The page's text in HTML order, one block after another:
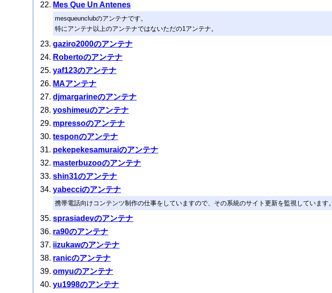
Mes Que Un Antenes
mesqueunclubのアンテナです。
特にアンテナ以上のアンテナではないただの1アンテナ。
gaziro2000のアンテナ
Robertoのアンテナ
yaf123のアンテナ
MAアンテナ
djmargarineのアンテナ
yoshimeuのアンテナ
mpressoのアンテナ
tesponのアンテナ
pekepekesamuraiのアンテナ
masterbuzooのアンテナ
shin31のアンテナ
yabecciのアンテナ
携帯電話向けコンテンツ制作の仕事をしていますので、その系統のサイト更新を監視しています。
sprasiadevのアンテナ
ra90のアンテナ
iizukawのアンテナ
ranicのアンテナ
omyuのアンテナ
yu1998のアンテナ